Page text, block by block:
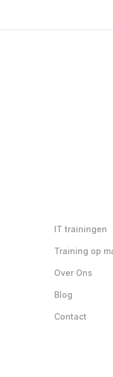
IT trainingen
Training op
Over Ons
Blog
Contact